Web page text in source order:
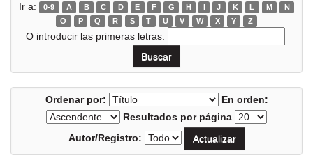
Ir a: 0-9 A B C D E F G H I J K L M
N
O
P Q R S T U V W X Y Z
O introducir las primeras letras:
Ordenar por:
En orden:
Resultados por página
Autor/Registro: